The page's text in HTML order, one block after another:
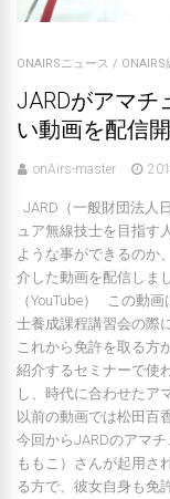
ONAIRSニュース / ONAIRS
JARDがアマチ
い動画を配信開
onAirs-master
JARD（一般財団法人
ュア無線技士を目指す
ような事ができるのか
介した動画を配信しま
（YouTube） この動
士養成課程講習会の際
これから免許を取る方
紹介するセミナーで使
し、時代に合わせたア
以前の動画では松田百
今回からJARDのアマ
ももこ）さんが起用さ
る方で、彼女自身も免